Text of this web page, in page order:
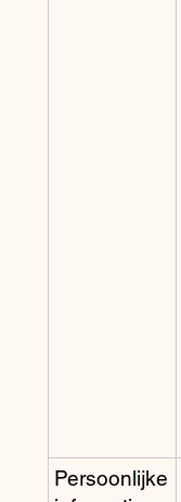
Persoonlijke